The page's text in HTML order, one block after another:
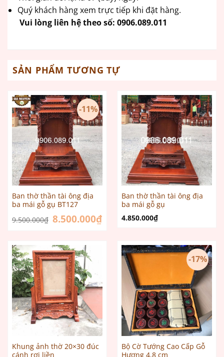
Quý khách hàng xem trực tiếp khi đặt hàng.
Vui lòng liên hệ theo số: 0906.089.011
SẢN PHẨM TƯƠNG TỰ
-11%
Ban thờ thần tài ông địa
ba mái gỗ gụ BT127
9.500.000₫ Giá
gốc
8.500.000₫Giá
hiện
8.500.000₫.
Ban thờ thần tài ông địa
ba mái gỗ gụ
4.850.000₫
Khung ảnh thờ 20×30 đúc
cánh rơi liền
-17%
Bộ Cờ Tướng Cao Cấp Gỗ
Hương 4.8 cm